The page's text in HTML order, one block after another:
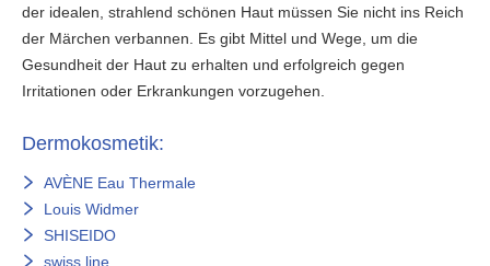
der idealen, strahlend schönen Haut müssen Sie nicht ins Reich
der Märchen verbannen. Es gibt Mittel und Wege, um die
Gesundheit der Haut zu erhalten und erfolgreich gegen
Irritationen oder Erkrankungen vorzugehen.
Dermokosmetik:
AVÈNE Eau Thermale
Louis Widmer
SHISEIDO
swiss line